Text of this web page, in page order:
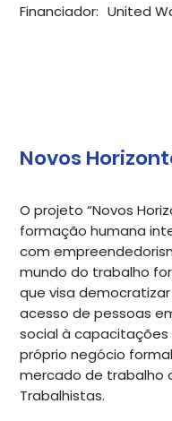
United
Financiador:
Novos
O projeto “Novos
formação humana
com
mundo do trabalho
que visa
acesso de pessoas
social à
próprio negócio
mercado de trabalho
Trabalhistas.